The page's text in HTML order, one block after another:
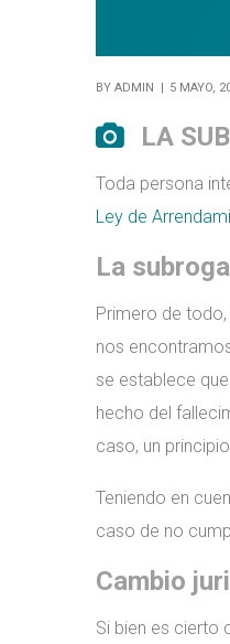
BY ADMIN 5 MAYO,
LA
Toda persona
Ley de
La
Primero de
nos
se establece
hecho del
caso, un
Teniendo en
caso de no
Cambio
Si bien es cierto